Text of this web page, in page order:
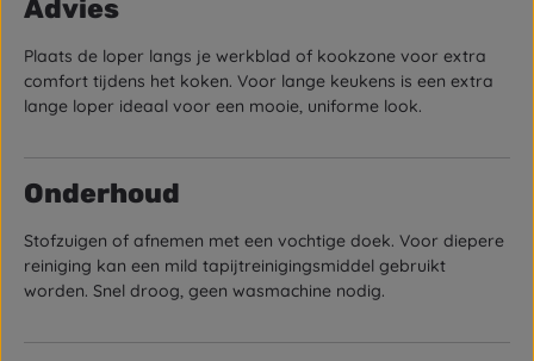
Advies
Plaats de loper langs je werkblad of kookzone voor extra
comfort tijdens het koken. Voor lange keukens is een extra
lange loper ideaal voor een mooie, uniforme look.
Onderhoud
Stofzuigen of afnemen met een vochtige doek. Voor diepere
reiniging kan een mild tapijtreinigingsmiddel gebruikt
worden. Snel droog, geen wasmachine nodig.